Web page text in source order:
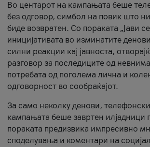
Во центарот на кампањата беше
без одговор, симбол на повик што
биде возвратен. Со пораката „Јави
иницијативата во изминатите
силни реакции кај јавноста,
разговор за последиците од
потребата од поголема лична и
одговорност во сообраќајот.
За само неколку денови,
кампањата беше завртен илјадници
пораката предизвика импресивно
споделувања и коментари на